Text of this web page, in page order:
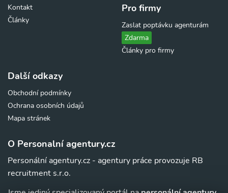
Kontakt
Články
Pro firmy
Zaslat poptávku agenturám
Zdarma
Články pro firmy
Další odkazy
Obchodní podmínky
Ochrana osobních údajů
Mapa stránek
O Personalní agentury.cz
Personální agentury.cz - agentury práce provozuje RB
recruitment s.r.o.